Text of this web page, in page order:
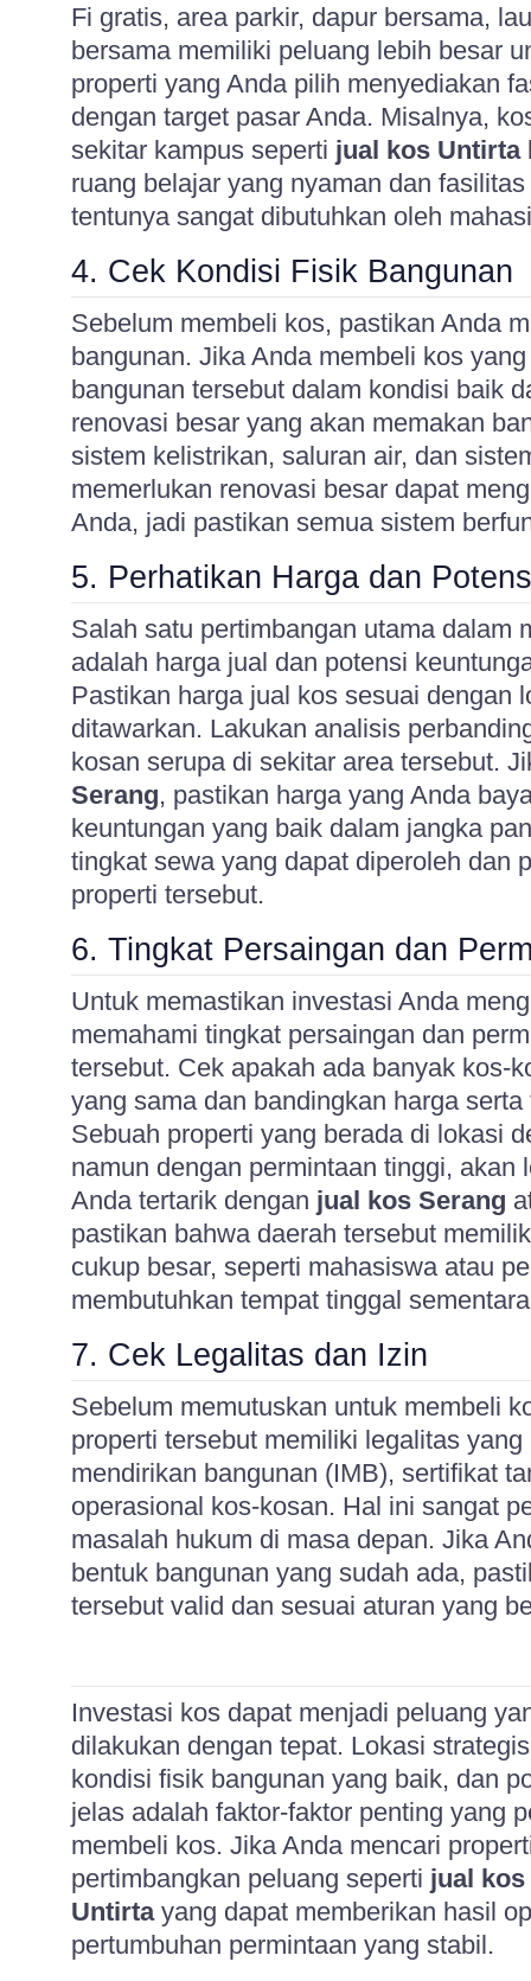
Fi gratis, area parkir, dapur bersama,
bersama memiliki peluang lebih besar
properti yang Anda pilih menyediakan
dengan target pasar Anda. Misalnya,
sekitar kampus seperti jual kos Untirta
ruang belajar yang nyaman dan
tentunya sangat dibutuhkan oleh
4. Cek Kondisi Fisik Bangunan
Sebelum membeli kos, pastikan Anda
bangunan. Jika Anda membeli kos
bangunan tersebut dalam kondisi baik
renovasi besar yang akan memakan
sistem kelistrikan, saluran air, dan
memerlukan renovasi besar dapat
Anda, jadi pastikan semua sistem
5. Perhatikan Harga dan
Salah satu pertimbangan utama dalam
adalah harga jual dan potensi
Pastikan harga jual kos sesuai dengan
ditawarkan. Lakukan analisis
kosan serupa di sekitar area tersebut.
Serang, pastikan harga yang Anda
keuntungan yang baik dalam jangka
tingkat sewa yang dapat diperoleh dan
properti tersebut.
6. Tingkat Persaingan dan
Untuk memastikan investasi Anda
memahami tingkat persaingan dan
tersebut. Cek apakah ada banyak kos-
yang sama dan bandingkan harga
Sebuah properti yang berada di lokasi
namun dengan permintaan tinggi, akan
Anda tertarik dengan jual kos Serang
pastikan bahwa daerah tersebut
cukup besar, seperti mahasiswa atau
membutuhkan tempat tinggal
7. Cek Legalitas dan Izin
Sebelum memutuskan untuk membeli
properti tersebut memiliki legalitas
mendirikan bangunan (IMB), sertifikat
operasional kos-kosan. Hal ini sangat
masalah hukum di masa depan. Jika
bentuk bangunan yang sudah ada,
tersebut valid dan sesuai aturan yang
Investasi kos dapat menjadi peluang
dilakukan dengan tepat. Lokasi
kondisi fisik bangunan yang baik, dan
jelas adalah faktor-faktor penting yang
membeli kos. Jika Anda mencari
pertimbangkan peluang seperti jual
Untirtayang dapat memberikan hasil
pertumbuhan permintaan yang stabil.